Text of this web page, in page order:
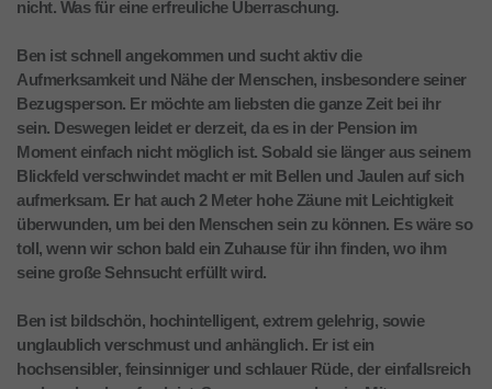
nicht. Was für eine erfreuliche Überraschung.
Ben ist schnell angekommen und sucht aktiv die
Aufmerksamkeit und Nähe der Menschen, insbesondere seiner
Bezugsperson. Er möchte am liebsten die ganze Zeit bei ihr
sein. Deswegen leidet er derzeit, da es in der Pension im
Moment einfach nicht möglich ist. Sobald sie länger aus seinem
Blickfeld verschwindet macht er mit Bellen und Jaulen auf sich
aufmerksam. Er hat auch 2 Meter hohe Zäune mit Leichtigkeit
überwunden, um bei den Menschen sein zu können. Es wäre so
toll, wenn wir schon bald ein Zuhause für ihn finden, wo ihm
seine große Sehnsucht erfüllt wird.
Ben ist bildschön, hochintelligent, extrem gelehrig, sowie
unglaublich verschmust und anhänglich. Er ist ein
hochsensibler, feinsinniger und schlauer Rüde, der einfallsreich